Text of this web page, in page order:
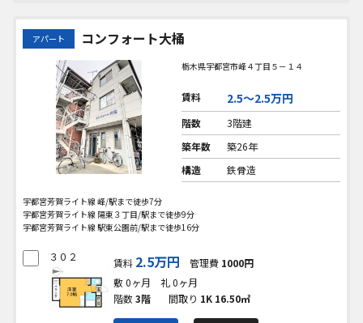
アパート コンフォート大桶
栃木県宇都宮市峰４丁目５－１４
賃料 2.5〜2.5万円
階数
3階建
築年数
築26年
構造
鉄骨造
宇都宮芳賀ライト線 峰/駅まで徒歩7分
宇都宮芳賀ライト線 陽東３丁目/駅まで徒歩9分
宇都宮芳賀ライト線 駅東公園前/駅まで徒歩16分
３０２ 賃料 2.5万円 管理費 1000円
敷 0ヶ月
礼 0ヶ月
階数3階 間取り 1K 16.50㎡